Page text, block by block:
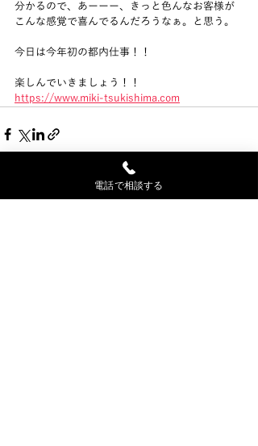
分かるので、あーーー、きっと色んなお客様が
こんな感覚で喜んでるんだろうなぁ。と思う。
今日は今年初の都内仕事！！
楽しんでいきましょう！！
https://www.miki-tsukishima.com
電話で相談する